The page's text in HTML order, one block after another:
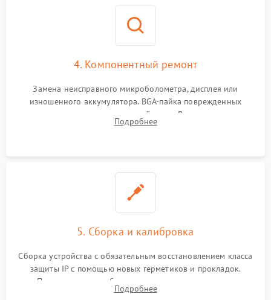
4. Компонентный ремонт
Замена неисправного микроболометра, дисплея или
изношенного аккумулятора. BGA-пайка поврежденных
контроллеров на материнской плате. Восстановление
разъемов и кнопок, замена поврежденных элементов
Подробнее
5. Сборка и калибровка
Сборка устройства с обязательным восстановлением класса
защиты IP с помощью новых герметиков и прокладок.
Программная калибровка матрицы по эталонному
абсолютно черному телу для точного измерения температур.
Подробнее